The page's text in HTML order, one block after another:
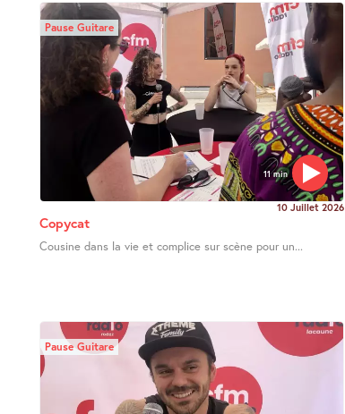
11 min
Pause Guitare
10 Juillet 2026
Copycat
Cousine dans la vie et complice sur scène pour un...
Pause Guitare